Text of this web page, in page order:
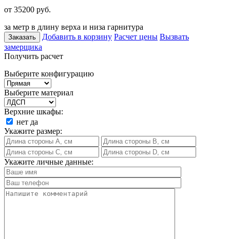
от 35200 руб.
за метр в длину верха и низа гарнитура
Заказать Добавить в корзину Расчет цены Вызвать
замерщика
Получить расчет
Выберите конфигурацию
Выберите материал
Верхние шкафы:
нет да
Укажите размер:
Укажите личные данные: